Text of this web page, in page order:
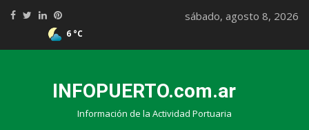
6 °C
sábado, agosto 8, 2026
INFOPUERTO.com.ar
Información de la Actividad Portuaria